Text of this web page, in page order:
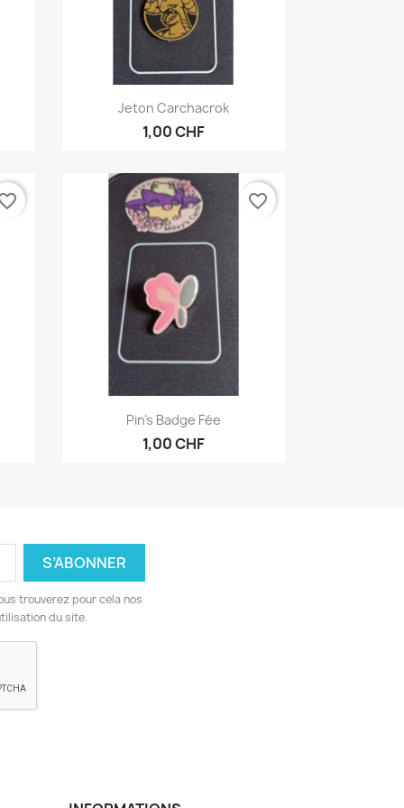
Aperçu rapide
Jeton Carchacrok
1,00 CHF
Aperçu rapide
Pin's Badge Fée
1,00 CHF
favorite_border
trouverez pour cela nos
du site.